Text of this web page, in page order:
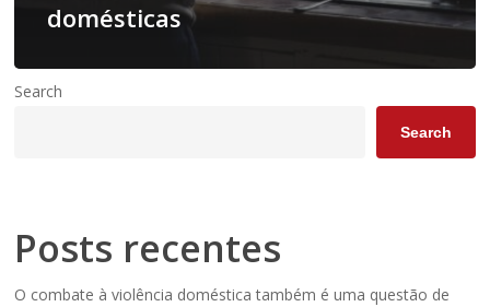
domésticas
Search
Search
Posts recentes
O combate à violência doméstica também é uma questão de